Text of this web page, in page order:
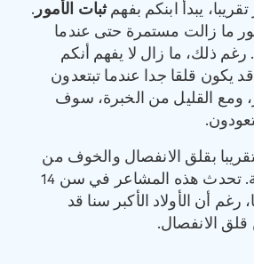
يبدأ ابنكم بفهمثبات الأمور .
ما زالت مستمرة حتى عندما
رغم ذلك، ما زال لا يفهم أنكم
يكون قلقا جدا عندما تبتعدون
ومع القليل من الخبرة، سوف
بقلق الانفصال والخوف من
الغرباء بدرجة معينة. تحدث هذه المشاعر في سن 14
رغم أن الأولاد الأكبر سنا قد
الانفصال.